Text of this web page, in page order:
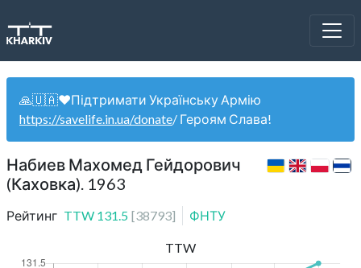
🙏🇺🇦❤️Підтримати Українську Армію
https://savelife.in.ua/donate/ Героям Слава!
Набиев Махомед Гейдорович
(Каховка). 1963
Рейтинг TTW 131.5 [38793] ФНТУ
TTW